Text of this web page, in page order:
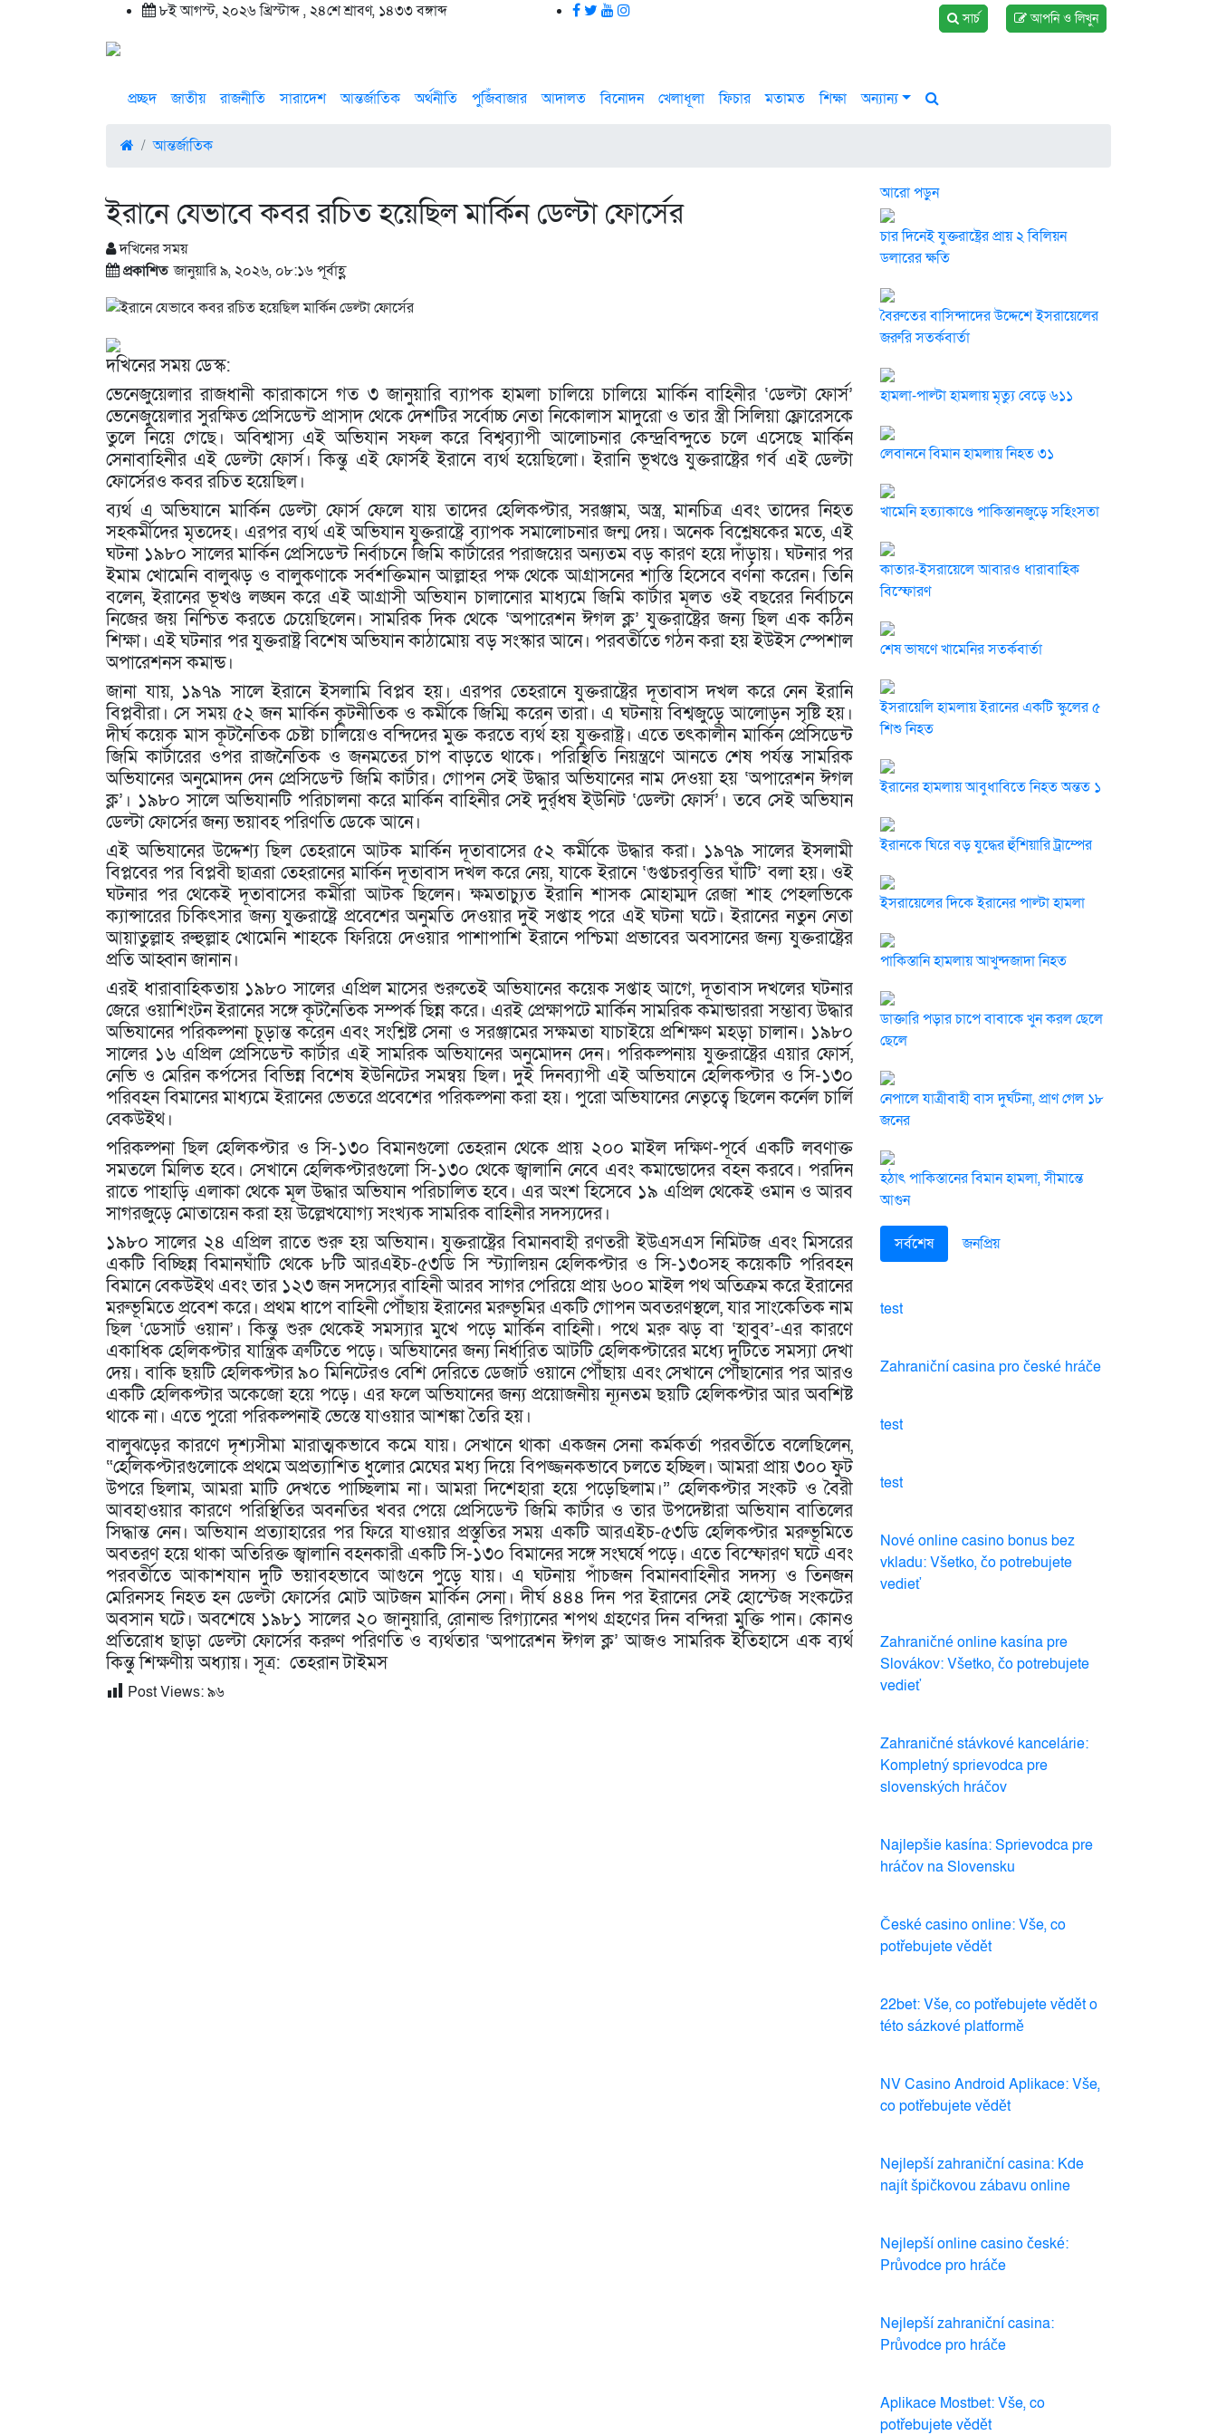
৮ই আগস্ট, ২০২৬ খ্রিস্টাব্দ , ২৪শে শ্রাবণ, ১৪৩৩ বঙ্গাব্দ আপনি ও লিখুন
সার্চ
প্রচ্ছদ জাতীয় রাজনীতি সারাদেশ আন্তর্জাতিক অর্থনীতি পুজিঁবাজার আদালত বিনোদন খেলাধূলা ফিচার মতামত শিক্ষা অন্যান্য
আন্তর্জাতিক
ইরানে যেভাবে কবর রচিত হয়েছিল মার্কিন ডেল্টা ফোর্সের
দখিনের সময়
প্রকাশিতজানুয়ারি ৯, ২০২৬, ০৮:১৬ পূর্বাহ্ণ
দখিনের সময় ডেস্ক:
ভেনেজুয়েলার রাজধানী কারাকাসে গত ৩ জানুয়ারি ব্যাপক হামলা চালিয়ে চালিয়ে মার্কিন বাহিনীর ‘ডেল্টা ফোর্স’
ভেনেজুয়েলার সুরক্ষিত প্রেসিডেন্ট প্রাসাদ থেকে দেশটির সর্বোচ্চ নেতা নিকোলাস মাদুরো ও তার স্ত্রী সিলিয়া ফ্লোরেসকে
তুলে নিয়ে গেছে। অবিশ্বাস্য এই অভিযান সফল করে বিশ্বব্যাপী আলোচনার কেন্দ্রবিন্দুতে চলে এসেছে মার্কিন
সেনাবাহিনীর এই ডেল্টা ফোর্স। কিন্তু ‍এই ফোর্সই ‍ইরানে ব্যর্থ হয়েছিলো। ইরানি ভূখণ্ডে যুক্তরাষ্ট্রের গর্ব এই ডেল্টা
ফোর্সেরও কবর রচিত হয়েছিল।
ব্যর্থ এ অভিযানে মার্কিন ডেল্টা ফোর্স ফেলে যায় তাদের হেলিকপ্টার, সরঞ্জাম, অস্ত্র, মানচিত্র এবং তাদের নিহত
সহকর্মীদের মৃতদেহ। এরপর ব্যর্থ এই অভিযান যুক্তরাষ্ট্রে ব্যাপক সমালোচনার জন্ম দেয়। অনেক বিশ্লেষকের মতে, এই
ঘটনা ১৯৮০ সালের মার্কিন প্রেসিডেন্ট নির্বাচনে জিমি কার্টারের পরাজয়ের অন্যতম বড় কারণ হয়ে দাঁড়ায়। ঘটনার পর
ইমাম খোমেনি বালুঝড় ও বালুকণাকে সর্বশক্তিমান আল্লাহর পক্ষ থেকে আগ্রাসনের শাস্তি হিসেবে বর্ণনা করেন। তিনি
বলেন, ইরানের ভূখণ্ড লঙ্ঘন করে এই আগ্রাসী অভিযান চালানোর মাধ্যমে জিমি কার্টার মূলত ওই বছরের নির্বাচনে
নিজের জয় নিশ্চিত করতে চেয়েছিলেন। সামরিক দিক থেকে ‘অপারেশন ঈগল ক্ল’ যুক্তরাষ্ট্রের জন্য ছিল এক কঠিন
শিক্ষা। এই ঘটনার পর যুক্তরাষ্ট্র বিশেষ অভিযান কাঠামোয় বড় সংস্কার আনে। পরবর্তীতে গঠন করা হয় ইউইস স্পেশাল
অপারেশনস কমান্ড।
জানা যায়, ১৯৭৯ সালে ইরানে ইসলামি বিপ্লব হয়। এরপর তেহরানে যুক্তরাষ্ট্রের দূতাবাস দখল করে নেন ইরানি
বিপ্লবীরা। সে সময় ৫২ জন মার্কিন কূটনীতিক ও কর্মীকে জিম্মি করেন তারা। এ ঘটনায় বিশ্বজুড়ে আলোড়ন সৃষ্টি হয়।
দীর্ঘ কয়েক মাস কূটনৈতিক চেষ্টা চালিয়েও বন্দিদের মুক্ত করতে ব্যর্থ হয় যুক্তরাষ্ট্র। এতে তৎকালীন মার্কিন প্রেসিডেন্ট
জিমি কার্টারের ওপর রাজনৈতিক ও জনমতের চাপ বাড়তে থাকে। পরিস্থিতি নিয়ন্ত্রণে আনতে শেষ পর্যন্ত সামরিক
অভিযানের অনুমোদন দেন প্রেসিডেন্ট জিমি কার্টার। গোপন সেই উদ্ধার অভিযানের নাম দেওয়া হয় ‘অপারেশন ঈগল
ক্ল’। ১৯৮০ সালে অভিযানটি পরিচালনা করে মার্কিন বাহিনীর সেই দুর্র্ধষ ই্উনিট ‘ডেল্টা ফোর্স’। তবে সেই অভিযান
ডেল্টা ফোর্সের জন্য ভয়াবহ পরিণতি ডেকে আনে।
এই অভিযানের উদ্দেশ্য ছিল তেহরানে আটক মার্কিন দূতাবাসের ৫২ কর্মীকে উদ্ধার করা। ১৯৭৯ সালের ইসলামী
বিপ্লবের পর বিপ্লবী ছাত্ররা তেহরানের মার্কিন দূতাবাস দখল করে নেয়, যাকে ইরানে ‘গুপ্তচরবৃত্তির ঘাঁটি’ বলা হয়। ওই
ঘটনার পর থেকেই দূতাবাসের কর্মীরা আটক ছিলেন। ক্ষমতাচ্যুত ইরানি শাসক মোহাম্মদ রেজা শাহ পেহলভিকে
ক্যান্সারের চিকিৎসার জন্য যুক্তরাষ্ট্রে প্রবেশের অনুমতি দেওয়ার দুই সপ্তাহ পরে এই ঘটনা ঘটে। ইরানের নতুন নেতা
আয়াতুল্লাহ রুহুল্লাহ খোমেনি শাহকে ফিরিয়ে দেওয়ার পাশাপাশি ইরানে পশ্চিমা প্রভাবের অবসানের জন্য যুক্তরাষ্ট্রের
প্রতি আহ্বান জানান।
এরই ধারাবাহিকতায় ১৯৮০ সালের এপ্রিল মাসের শুরুতেই অভিযানের কয়েক সপ্তাহ আগে, দূতাবাস দখলের ঘটনার
জেরে ওয়াশিংটন ইরানের সঙ্গে কূটনৈতিক সম্পর্ক ছিন্ন করে। এরই প্রেক্ষাপটে মার্কিন সামরিক কমান্ডাররা সম্ভাব্য উদ্ধার
অভিযানের পরিকল্পনা চূড়ান্ত করেন এবং সংশ্লিষ্ট সেনা ও সরঞ্জামের সক্ষমতা যাচাইয়ে প্রশিক্ষণ মহড়া চালান। ১৯৮০
সালের ১৬ এপ্রিল প্রেসিডেন্ট কার্টার এই সামরিক অভিযানের অনুমোদন দেন। পরিকল্পনায় যুক্তরাষ্ট্রের এয়ার ফোর্স,
নেভি ও মেরিন কর্পসের বিভিন্ন বিশেষ ইউনিটের সমন্বয় ছিল। দুই দিনব্যাপী এই অভিযানে হেলিকপ্টার ও সি-১৩০
পরিবহন বিমানের মাধ্যমে ইরানের ভেতরে প্রবেশের পরিকল্পনা করা হয়। পুরো অভিযানের নেতৃত্বে ছিলেন কর্নেল চার্লি
বেকউইথ।
পরিকল্পনা ছিল হেলিকপ্টার ও সি-১৩০ বিমানগুলো তেহরান থেকে প্রায় ২০০ মাইল দক্ষিণ-পূর্বে একটি লবণাক্ত
সমতলে মিলিত হবে। সেখানে হেলিকপ্টারগুলো সি-১৩০ থেকে জ্বালানি নেবে এবং কমান্ডোদের বহন করবে। পরদিন
রাতে পাহাড়ি এলাকা থেকে মূল উদ্ধার অভিযান পরিচালিত হবে। এর অংশ হিসেবে ১৯ এপ্রিল থেকেই ওমান ও আরব
সাগরজুড়ে মোতায়েন করা হয় উল্লেখযোগ্য সংখ্যক সামরিক বাহিনীর সদস্যদের।
১৯৮০ সালের ২৪ এপ্রিল রাতে শুরু হয় অভিযান। যুক্তরাষ্ট্রের বিমানবাহী রণতরী ইউএসএস নিমিটজ এবং মিসরের
একটি বিচ্ছিন্ন বিমানঘাঁটি থেকে ৮টি আরএইচ-৫৩ডি সি স্ট্যালিয়ন হেলিকপ্টার ও সি-১৩০সহ কয়েকটি পরিবহন
বিমানে বেকউইথ এবং তার ১২৩ জন সদস্যের বাহিনী আরব সাগর পেরিয়ে প্রায় ৬০০ মাইল পথ অতিক্রম করে ইরানের
মরুভূমিতে প্রবেশ করে। প্রথম ধাপে বাহিনী পৌঁছায় ইরানের মরুভূমির একটি গোপন অবতরণস্থলে, যার সাংকেতিক নাম
ছিল ‘ডেসার্ট ওয়ান’। কিন্তু শুরু থেকেই সমস্যার মুখে পড়ে মার্কিন বাহিনী। পথে মরু ঝড় বা ‘হাবুব’-এর কারণে
একাধিক হেলিকপ্টার যান্ত্রিক ত্রুটিতে পড়ে। অভিযানের জন্য নির্ধারিত আটটি হেলিকপ্টারের মধ্যে দুটিতে সমস্যা দেখা
দেয়। বাকি ছয়টি হেলিকপ্টার ৯০ মিনিটেরও বেশি দেরিতে ডেজার্ট ওয়ানে পৌঁছায় এবং সেখানে পৌঁছানোর পর আরও
একটি হেলিকপ্টার অকেজো হয়ে পড়ে। এর ফলে অভিযানের জন্য প্রয়োজনীয় ন্যূনতম ছয়টি হেলিকপ্টার আর অবশিষ্ট
থাকে না। এতে পুরো পরিকল্পনাই ভেস্তে যাওয়ার আশঙ্কা তৈরি হয়।
বালুঝড়ের কারণে দৃশ্যসীমা মারাত্মকভাবে কমে যায়। সেখানে থাকা একজন সেনা কর্মকর্তা পরবর্তীতে বলেছিলেন,
“হেলিকপ্টারগুলোকে প্রথমে অপ্রত্যাশিত ধুলোর মেঘের মধ্য দিয়ে বিপজ্জনকভাবে চলতে হচ্ছিল। আমরা প্রায় ৩০০ ফুট
উপরে ছিলাম, আমরা মাটি দেখতে পাচ্ছিলাম না। আমরা দিশেহারা হয়ে পড়েছিলাম।” হেলিকপ্টার সংকট ও বৈরী
আবহাওয়ার কারণে পরিস্থিতির অবনতির খবর পেয়ে প্রেসিডেন্ট জিমি কার্টার ও তার উপদেষ্টারা অভিযান বাতিলের
সিদ্ধান্ত নেন। অভিযান প্রত্যাহারের পর ফিরে যাওয়ার প্রস্তুতির সময় একটি আরএইচ-৫৩ডি হেলিকপ্টার মরুভূমিতে
অবতরণ হয়ে থাকা অতিরিক্ত জ্বালানি বহনকারী একটি সি-১৩০ বিমানের সঙ্গে সংঘর্ষে পড়ে। এতে বিস্ফোরণ ঘটে এবং
পরবর্তীতে আকাশযান দুটি ভয়াবহভাবে আগুনে পুড়ে যায়। এ ঘটনায় পাঁচজন বিমানবাহিনীর সদস্য ও তিনজন
মেরিনসহ নিহত হন ডেল্টা ফোর্সের মোট আটজন মার্কিন সেনা। দীর্ঘ ৪৪৪ দিন পর ইরানের সেই হোস্টেজ সংকটের
অবসান ঘটে। অবশেষে ১৯৮১ সালের ২০ জানুয়ারি, রোনাল্ড রিগ্যানের শপথ গ্রহণের দিন বন্দিরা মুক্তি পান। কোনও
প্রতিরোধ ছাড়া ডেল্টা ফোর্সের করুণ পরিণতি ও ব্যর্থতার ‘অপারেশন ঈগল ক্ল’ আজও সামরিক ইতিহাসে এক ব্যর্থ
কিন্তু শিক্ষণীয় অধ্যায়। সূত্র: তেহরান টাইমস
Post Views:৯৬
আরো পড়ুন
চার দিনেই যুক্তরাষ্ট্রের প্রায় ২ বিলিয়ন
ডলারের ক্ষতি
বৈরুতের বাসিন্দাদের উদ্দেশে ইসরায়েলের
জরুরি সতর্কবার্তা
হামলা-পাল্টা হামলায় মৃত্যু বেড়ে ৬১১
লেবাননে বিমান হামলায় নিহত ৩১
খামেনি হত্যাকাণ্ডে পাকিস্তানজুড়ে সহিংসতা
কাতার-ইসরায়েলে আবারও ধারাবাহিক
বিস্ফোরণ
শেষ ভাষণে খামেনির সতর্কবার্তা
ইসরায়েলি হামলায় ইরানের একটি স্কুলের ৫
শিশু নিহত
ইরানের হামলায় আবুধাবিতে নিহত অন্তত ১
ইরানকে ঘিরে বড় যুদ্ধের হুঁশিয়ারি ট্রাম্পের
ইসরায়েলের দিকে ইরানের পাল্টা হামলা
পাকিস্তানি হামলায় আখুন্দজাদা নিহত
ডাক্তারি পড়ার চাপে বাবাকে খুন করল ছেলে
ছেলে
নেপালে যাত্রীবাহী বাস দুর্ঘটনা, প্রাণ গেল ১৮
জনের
হঠাৎ পাকিস্তানের বিমান হামলা, সীমান্তে
আগুন
সর্বশেষ জনপ্রিয়
test
Zahraniční casina pro české hráče
test
test
Nové online casino bonus bez
vkladu: Všetko, čo potrebujete
vedieť
Zahraničné online kasína pre
Slovákov: Všetko, čo potrebujete
vedieť
Zahraničné stávkové kancelárie:
Kompletný sprievodca pre
slovenských hráčov
Najlepšie kasína: Sprievodca pre
hráčov na Slovensku
České casino online: Vše, co
potřebujete vědět
22bet: Vše, co potřebujete vědět o
této sázkové platformě
NV Casino Android Aplikace: Vše,
co potřebujete vědět
Nejlepší zahraniční casina: Kde
najít špičkovou zábavu online
Nejlepší online casino české:
Průvodce pro hráče
Nejlepší zahraniční casina:
Průvodce pro hráče
Aplikace Mostbet: Vše, co
potřebujete vědět